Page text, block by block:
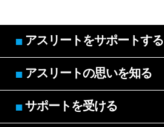
■ アスリートをサポートする
■ アスリートの思いを知る
■サポートを受ける